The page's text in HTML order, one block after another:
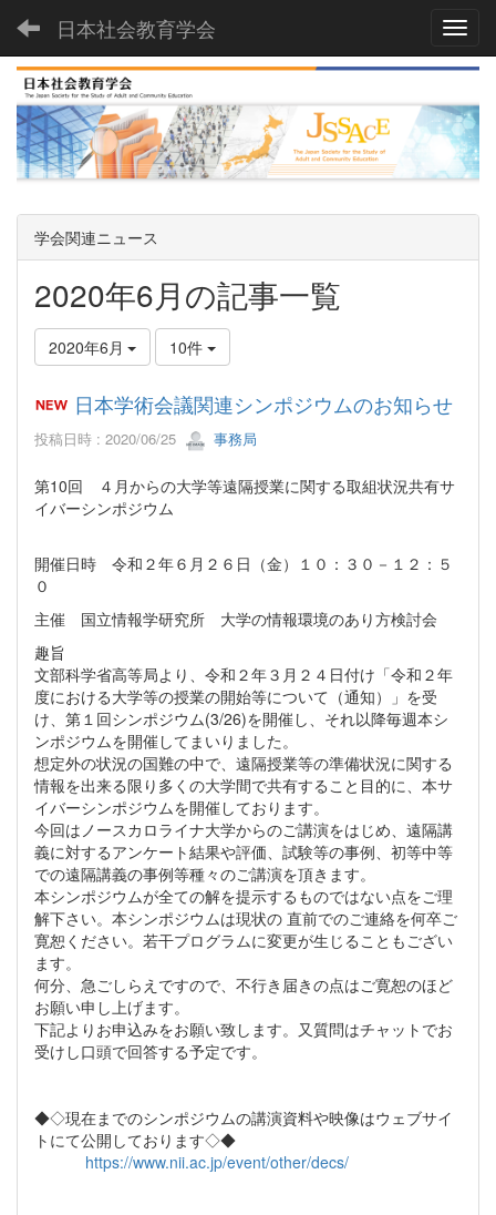
日本社会教育学会
学会関連ニュース
2020年6月の記事一覧
2020年6月 10件
日本学術会議関連シンポジウムのお知らせ
投稿日時 : 2020/06/25 事務局
第10回 ４月からの大学等遠隔授業に関する取組状況共有サ
イバーシンポジウム
開催日時 令和２年６月２６日（金）１０：３０－１２：５
０
主催 国立情報学研究所 大学の情報環境のあり方検討会
趣旨
文部科学省高等局より、令和２年３月２４日付け「令和２年
度における大学等の授業の開始等について（通知）」を受
け、第１回シンポジウム(3/26)を開催し、それ以降毎週本シ
ンポジウムを開催してまいりました。
想定外の状況の国難の中で、遠隔授業等の準備状況に関する
情報を出来る限り多くの大学間で共有すること目的に、本サ
イバーシンポジウムを開催しております。
今回はノースカロライナ大学からのご講演をはじめ、遠隔講
義に対するアンケート結果や評価、試験等の事例、初等中等
での遠隔講義の事例等種々のご講演を頂きます。
本シンポジウムが全ての解を提示するものではない点をご理
解下さい。本シンポジウムは現状の 直前でのご連絡を何卒ご
寛恕ください。若干プログラムに変更が生じることもござい
ます。
何分、急ごしらえですので、不行き届きの点はご寛恕のほど
お願い申し上げます。
下記よりお申込みをお願い致します。又質問はチャットでお
受けし口頭で回答する予定です。
◆◇現在までのシンポジウムの講演資料や映像はウェブサイ
トにて公開しております◇◆
https://www.nii.ac.jp/event/other/decs/